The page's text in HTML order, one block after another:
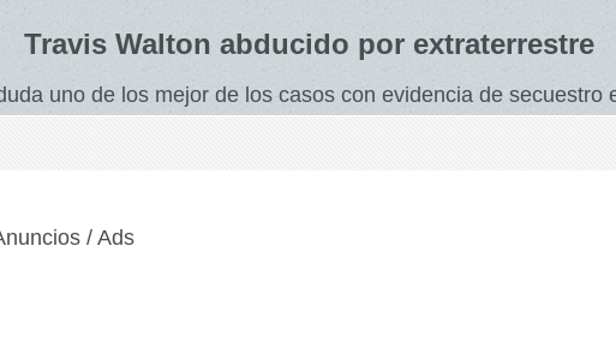
Travis Walton abducido por extraterrestre
uno de los mejor de los casos con evidencia de
/ Ads